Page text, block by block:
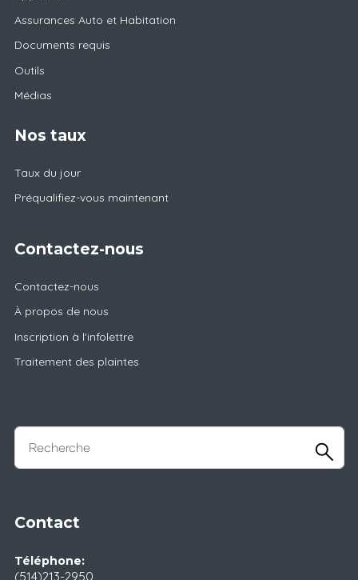
Assurances Auto et Habitation
Documents requis
Outils
Médias
Nos taux
Taux du jour
Préqualifiez-vous maintenant
Contactez-nous
Contactez-nous
À propos de nous
Inscription à l'infolettre
Traitement des plaintes
Contact
Téléphone:
(514)213-2950